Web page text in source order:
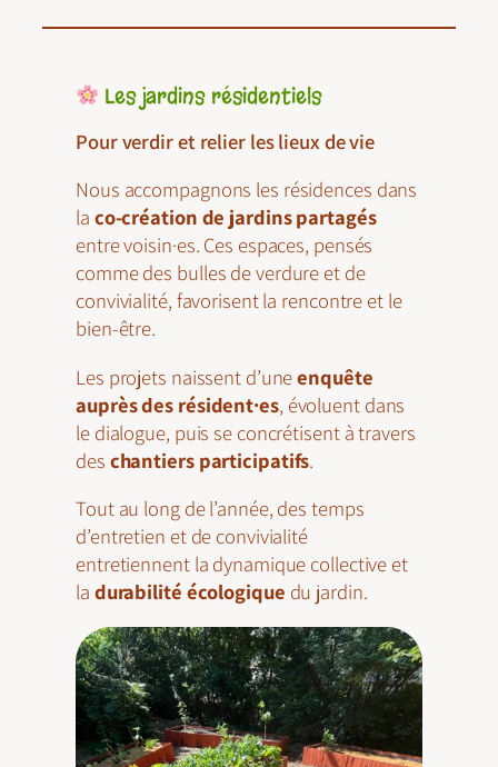
Les jardins résidentiels
Pour verdir et relier les lieux de vie
Nous accompagnons les résidences dans
la co-création de jardins partagés
entre voisin·es. Ces espaces, pensés
comme des bulles de verdure et de
convivialité, favorisent la rencontre et le
bien-être.
Les projets naissent d’uneenquête
auprès des résident·es, évoluent dans
le dialogue, puis se concrétisent à travers
des chantiers participatifs.
Tout au long de l’année, des temps
d’entretien et de convivialité
entretiennent la dynamique collective et
la durabilité écologique du jardin.